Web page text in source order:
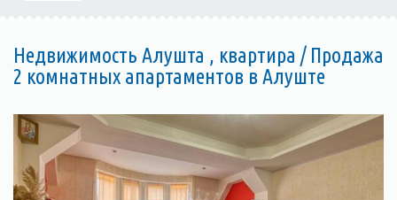
Недвижимость Алушта , квартира / Продажа
2 комнатных апартаментов в Алуште